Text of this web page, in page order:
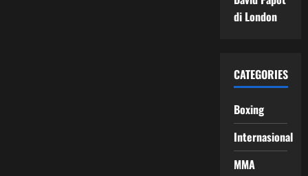
di London
CATEGORIES
Boxing
Internasional
MMA